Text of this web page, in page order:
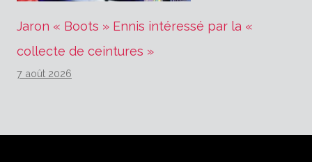
Jaron « Boots » Ennis intéressé par la «
collecte de ceintures »
7 août 2026